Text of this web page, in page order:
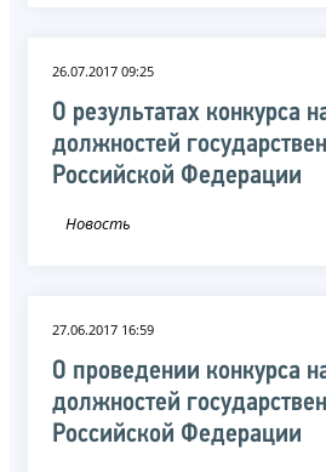
26.07.2017 09:25
О результатах конкурса
должностей
Российской Федерации
Новость
27.06.2017 16:59
О проведении конкурса
должностей
Российской Федерации